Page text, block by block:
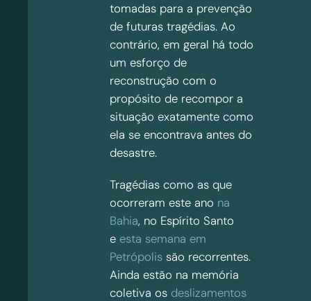
tomadas para a prevenção
de futuras tragédias. Ao
contrário, em geral há todo
um esforço de
reconstrução com o
propósito de recompor a
situação exatamente como
ela se encontrava antes do
desastre.
Tragédias como as que
ocorreram este ano na
Bahia, no Espírito Santo
e esta semana em
Petrópolis são recorrentes.
Ainda estão na memória
coletiva os deslizamentos